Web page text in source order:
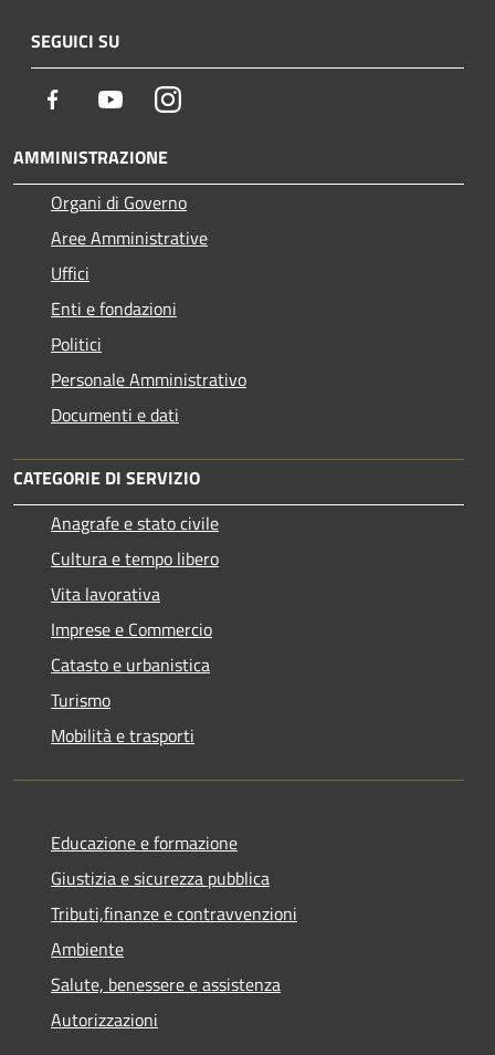
SEGUICI SU
Facebook YoutubeInstagram
AMMINISTRAZIONE
Organi di Governo
Aree Amministrative
Uffici
Enti e fondazioni
Politici
Personale Amministrativo
Documenti e dati
CATEGORIE DI SERVIZIO
Anagrafe e stato civile
Cultura e tempo libero
Vita lavorativa
Imprese e Commercio
Catasto e urbanistica
Turismo
Mobilità e trasporti
Educazione e formazione
Giustizia e sicurezza pubblica
Tributi,finanze e contravvenzioni
Ambiente
Salute, benessere e assistenza
Autorizzazioni